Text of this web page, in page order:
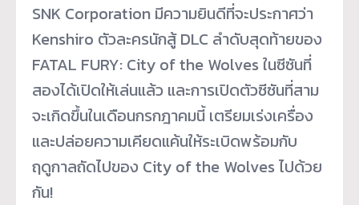
SNK Corporation มีความยินดีที่จะประกาศว่า
Kenshiro ตัวละครนักสู้ DLC ลำดับสุดท้ายของ
FATAL FURY: City of the Wolves ในซีซันที่
สองได้เปิดให้เล่นแล้ว และการเปิดตัวซีซันที่สาม
จะเกิดขึ้นในเดือนกรกฎาคมนี้ เตรียมเร่งเครื่อง
และปล่อยความเคียดแค้นให้ระเบิดพร้อมกับ
ฤดูกาลถัดไปของ City of the Wolves ไปด้วย
กัน!